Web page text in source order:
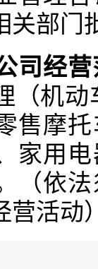
关部门
司经
（机
售摩
家用
（依
营活动